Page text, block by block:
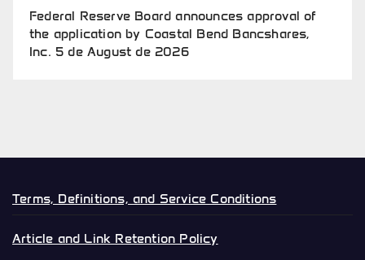
Federal Reserve Board announces approval of
the application by Coastal Bend Bancshares,
Inc. 5 de August de 2026
Terms, Definitions, and Service Conditions
Article and Link Retention Policy